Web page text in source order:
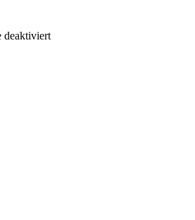
deaktiviertfür